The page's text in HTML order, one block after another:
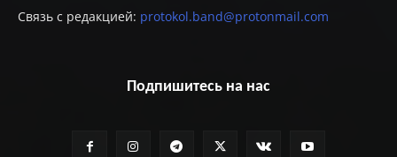
Связь с редакцией: protokol.band@protonmail.com
Подпишитесь на нас